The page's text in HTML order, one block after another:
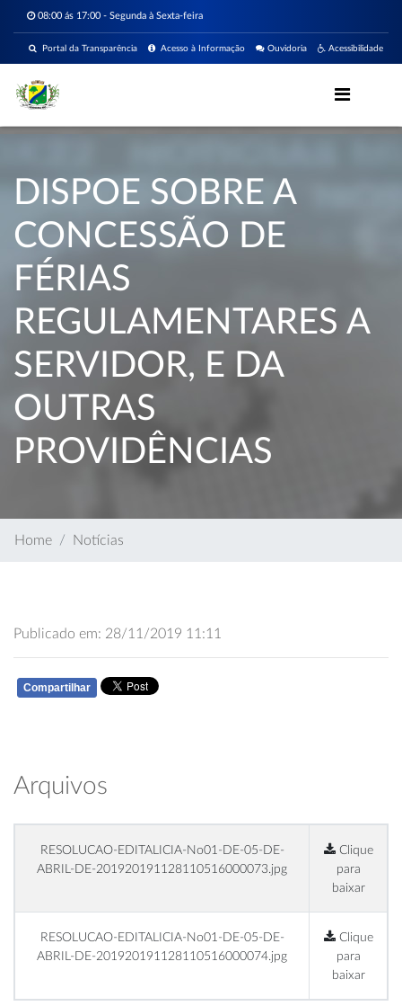
08:00 ás 17:00 - Segunda à Sexta-feira
Acessibilidade
Ouvidoria
Acesso à Informação
Portal da Transparência
DISPOE SOBRE A
CONCESSÃO DE
FÉRIAS
REGULAMENTARES A
SERVIDOR, E DA
OUTRAS
PROVIDÊNCIAS
Home Notícias
Publicado em: 28/11/2019 11:11
Compartilhar
Arquivos
RESOLUCAO-EDITALICIA-No01-DE-05-DE-
ABRIL-DE-201920191128110516000073.jpg
Clique
para
baixar
RESOLUCAO-EDITALICIA-No01-DE-05-DE-
ABRIL-DE-201920191128110516000074.jpg
Clique
para
baixar